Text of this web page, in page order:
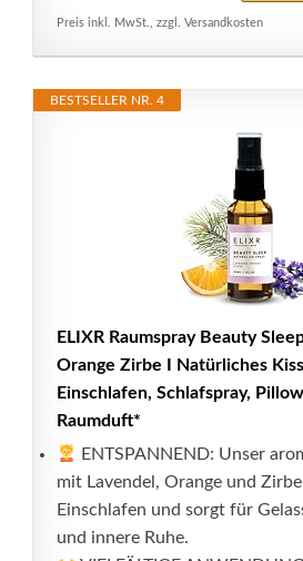
Preis inkl. MwSt., zzgl. Versandkosten
BESTSELLER NR. 4
ELIXR Raumspray Beauty
Orange Zirbe I Natürliches
Einschlafen, Schlafspray,
Raumduft*
ENTSPANNEND: Unser
mit Lavendel, Orange und
Einschlafen und sorgt für
und innere Ruhe.